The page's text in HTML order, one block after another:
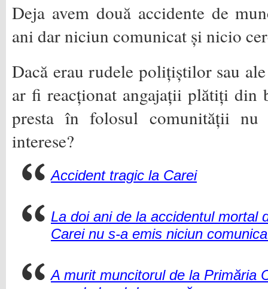
Deja avem două accidente de
ani dar niciun comunicat și nicio
Dacă erau rudele polițiștilor sau
ar fi reacționat angajații plătiți din
presta în folosul comunității
interese?
Accident tragic la Carei
La doi ani de la accidentul mortal
Carei nu s-a emis niciun
A murit muncitorul de la Primăria